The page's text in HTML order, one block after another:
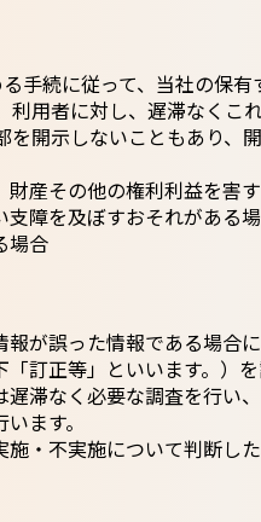
手続に従って、当社の保
用者に対し、遅滞なくこ
開示しないこともあり、
産その他の権利利益を害
障を及ぼすおそれがある
場合
が誤った情報である場合
訂正等」といいます。）を
滞なく必要な調査を行い
ます。
・不実施について判断し